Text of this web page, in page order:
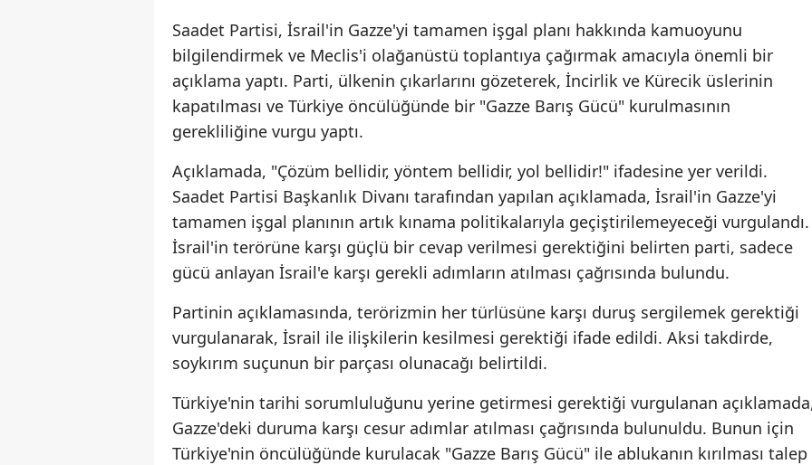
Saadet Partisi, İsrail'in Gazze'yi tamamen işgal planı hakkında kamuoyunu
bilgilendirmek ve Meclis'i olağanüstü toplantıya çağırmak amacıyla önemli bir
açıklama yaptı. Parti, ülkenin çıkarlarını gözeterek, İncirlik ve Kürecik üslerinin
kapatılması ve Türkiye öncülüğünde bir "Gazze Barış Gücü" kurulmasının
gerekliliğine vurgu yaptı.
Açıklamada, "Çözüm bellidir, yöntem bellidir, yol bellidir!" ifadesine yer verildi.
Saadet Partisi Başkanlık Divanı tarafından yapılan açıklamada, İsrail'in Gazze'yi
tamamen işgal planının artık kınama politikalarıyla geçiştirilemeyeceği vurgulandı.
İsrail'in terörüne karşı güçlü bir cevap verilmesi gerektiğini belirten parti, sadece
gücü anlayan İsrail'e karşı gerekli adımların atılması çağrısında bulundu.
Partinin açıklamasında, terörizmin her türlüsüne karşı duruş sergilemek gerektiği
vurgulanarak, İsrail ile ilişkilerin kesilmesi gerektiği ifade edildi. Aksi takdirde,
soykırım suçunun bir parçası olunacağı belirtildi.
Türkiye'nin tarihi sorumluluğunu yerine getirmesi gerektiği vurgulanan
Gazze'deki duruma karşı cesur adımlar atılması çağrısında bulunuldu. Bunun için
Türkiye'nin öncülüğünde kurulacak "Gazze Barış Gücü" ile ablukanın kırılması talep